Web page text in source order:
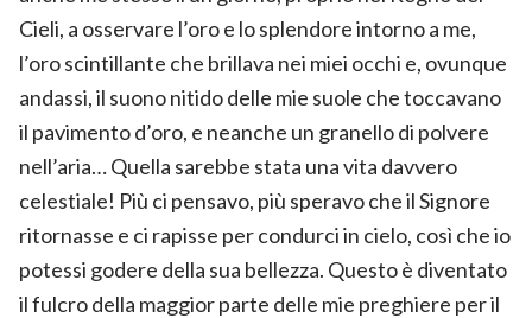
Cieli, a osservare l’oro e lo splendore intorno a me,
l’oro scintillante che brillava nei miei occhi e, ovunque
andassi, il suono nitido delle mie suole che toccavano
il pavimento d’oro, e neanche un granello di polvere
nell’aria… Quella sarebbe stata una vita davvero
celestiale! Più ci pensavo, più speravo che il Signore
ritornasse e ci rapisse per condurci in cielo, così che io
potessi godere della sua bellezza. Questo è diventato
il fulcro della maggior parte delle mie preghiere per il